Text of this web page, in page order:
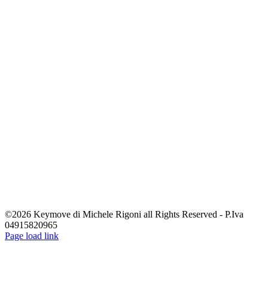
©2026 Keymove di Michele Rigoni all Rights Reserved - P.Iva
04915820965
Facebook
LinkedIn
YouTube
Page load link